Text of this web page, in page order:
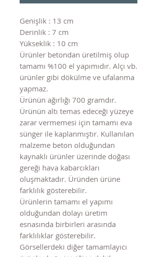
Genişlik : 13 cm
Derinlik : 7 cm
Yükseklik : 10 cm
Ürünler betondan üretilmiş olup
tamamı %100 el yapımıdır. Alçı vb.
ürünler gibi dökülme ve ufalanma
yapmaz.
Ürünün ağırlığı 700 gramdır.
Ürünün altı temas edeceği yüzeye
zarar vermemesi için tamamı eva
sünger ile kaplanmıştır. Kullanılan
malzeme beton olduğundan
kaynaklı ürünler üzerinde doğası
gereği hava kabarcıkları
oluşmaktadır. Üründen ürüne
farklılık gösterebilir.
Ürünlerin tamamı el yapımı
olduğundan dolayı üretim
esnasında birbirleri arasında
farklılıklar gösterebilir.
Görsellerdeki diğer tamamlayıcı